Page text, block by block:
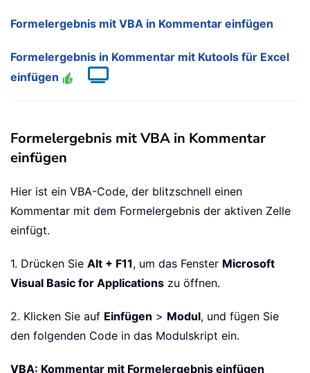
Formelergebnis mit VBA in Kommentar einfügen
Formelergebnis in Kommentar mit Kutools für Excel
einfügen
Formelergebnis mit VBA in Kommentar
einfügen
Hier ist ein VBA-Code, der blitzschnell einen
Kommentar mit dem Formelergebnis der aktiven Zelle
einfügt.
1. Drücken Sie Alt + F11, um das Fenster Microsoft
Visual Basic for Applications zu öffnen.
2. Klicken Sie auf Einfügen > Modul, und fügen Sie
den folgenden Code in das Modulskript ein.
VBA: Kommentar mit Formelergebnis einfügen